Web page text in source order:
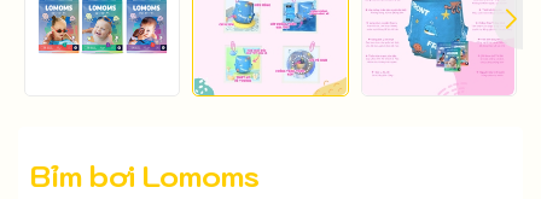
Bỉm bơi Lomoms